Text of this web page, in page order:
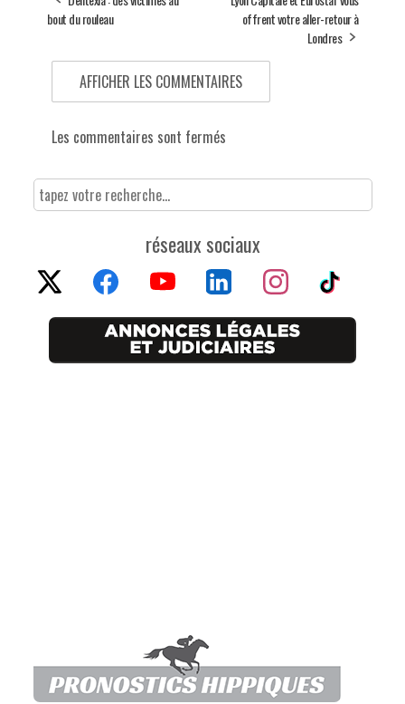
bout du rouleau
offrent votre aller-retour à
Londres
AFFICHER LES COMMENTAIRES
Les commentaires sont fermés
réseaux sociaux